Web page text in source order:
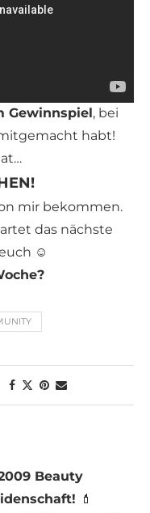
Gewinnspiel, bei
habt!
mir bekommen.
das nächste
☺
Beauty
💄